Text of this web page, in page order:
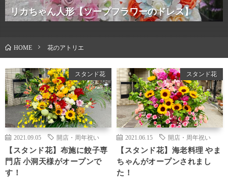
リカちゃん人形【ソープフラワーのドレス】
HOME 花のアトリエ
スタンド花
2021.09.05 開店・周年祝い
【スタンド花】布施に餃子専
門店 小洞天様がオープンで
す！
スタンド花
2021.06.15 開店・周年祝い
【スタンド花】海老料理 やま
ちゃんがオープンされまし
た！